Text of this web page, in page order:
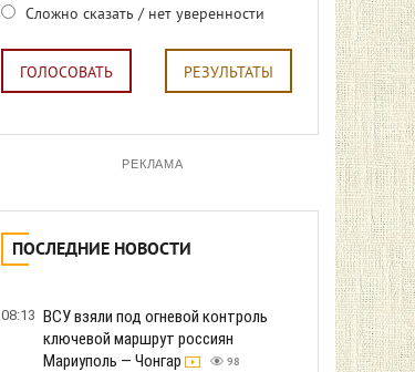
Сложно сказать / нет уверенности
ГОЛОСОВАТЬ РЕЗУЛЬТАТЫ
РЕКЛАМА
ПОСЛЕДНИЕ НОВОСТИ
08:13 ВСУ взяли под огневой контроль
ключевой маршрут россиян
Мариуполь — Чонгар
98